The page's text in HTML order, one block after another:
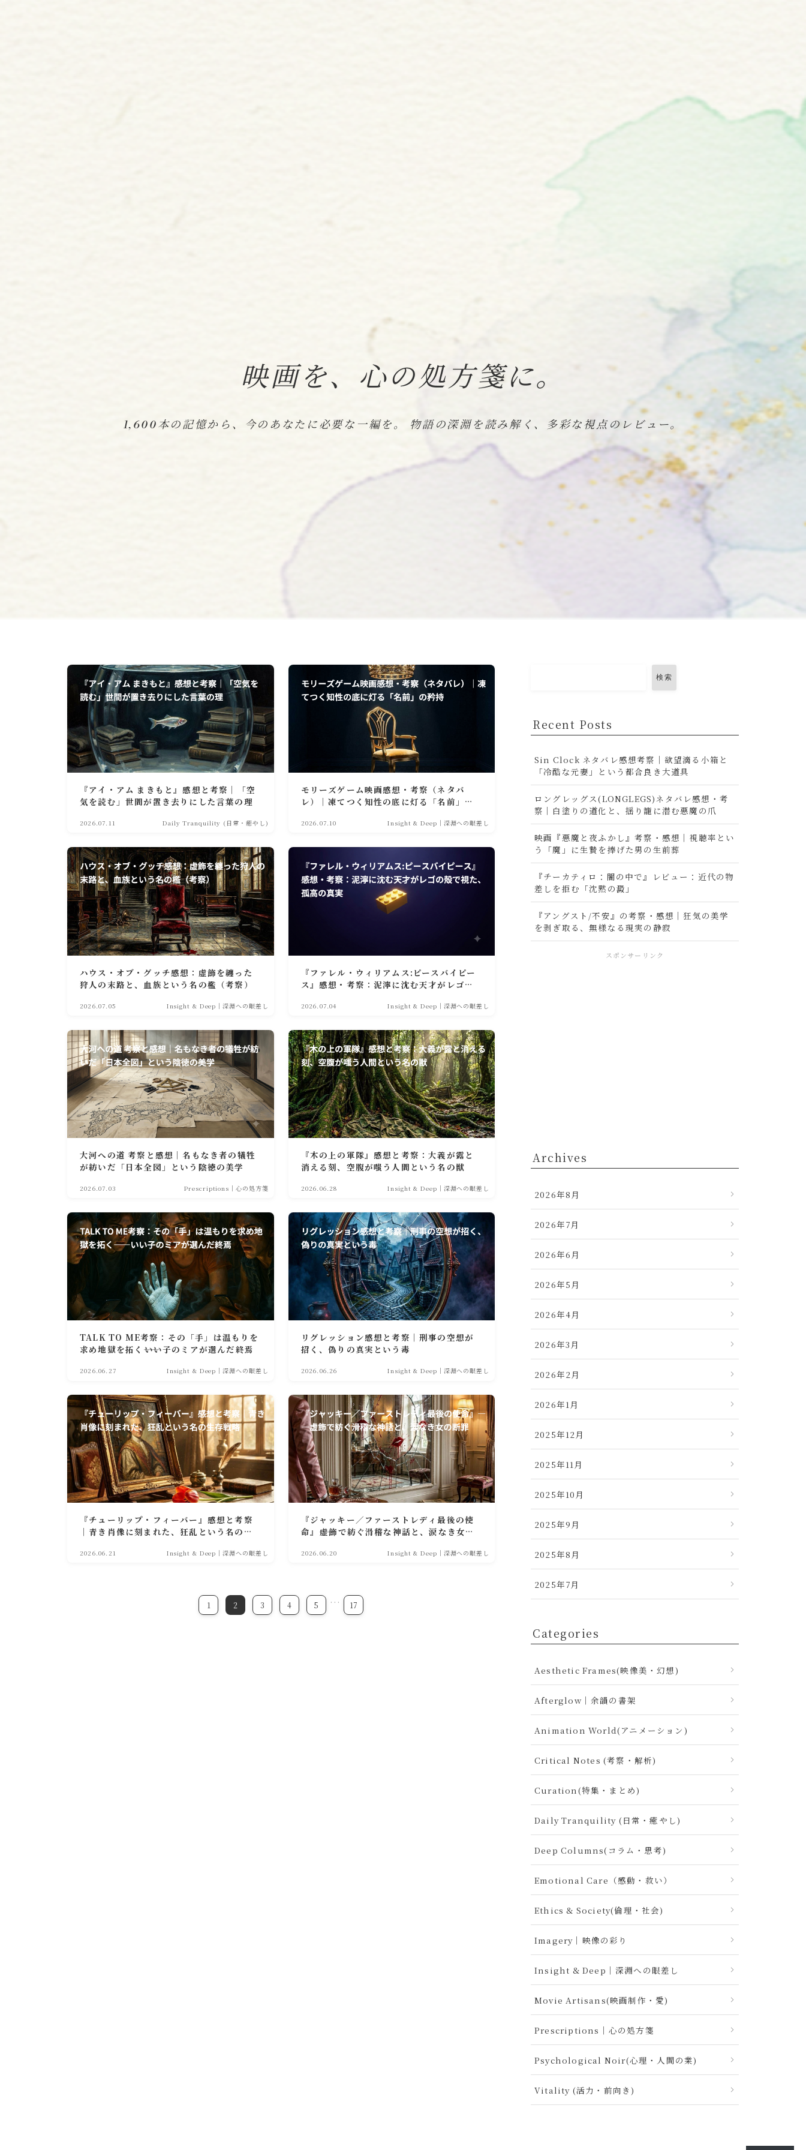
映画を、心の処方箋に。
1,600本の記憶から、今のあなたに必要な一編を。 物語の深淵を読み解く、多彩な視点のレビュー。
『アイ・アム まきもと』感想と考察｜「空
気を読む」世間が置き去りにした言葉の理
2026.07.11 Daily Tranquility (日常・癒やし)
モリーズゲーム映画感想・考察（ネタバ
レ）｜凍てつく知性の底に灯る「名前」の
2026.07.10 Insight & Deep｜深淵への眼差し
ハウス・オブ・グッチ感想：虚飾を纏った
狩人の末路と、血族という名の檻（考察）
2026.07.05 Insight & Deep｜深淵への眼差し
『ファレル・ウィリアムス:ピースバイピー
ス』感想・考察：泥濘に沈む天才がレゴの
2026.07.04 Insight & Deep｜深淵への眼差し
大河への道 考察と感想｜名もなき者の犠牲
が紡いだ「日本全図」という陰徳の美学
2026.07.03 Prescriptions｜心の処方箋
『木の上の軍隊』感想と考察：大義が露と
消える刻、空腹が嗤う人間という名の獣
2026.06.28 Insight & Deep｜深淵への眼差し
TALK TO ME考察：その「手」は温もりを
求め地獄を拓く――いい子のミアが選んだ終焉
2026.06.27 Insight & Deep｜深淵への眼差し
リグレッション感想と考察｜刑事の空想が
招く、偽りの真実という毒
2026.06.26 Insight & Deep｜深淵への眼差し
『チューリップ・フィーバー』感想と考察
｜青き肖像に刻まれた、狂乱という名の生
2026.06.21 Insight & Deep｜深淵への眼差し
『ジャッキー／ファーストレディ最後の使
命』――虚飾で紡ぐ滑稽な神話と、涙なき女の
2026.06.20 Insight & Deep｜深淵への眼差し
1 2 3 4 5 … 17
検索
Recent Posts
Sin Clock ネタバレ感想考察｜欲望滴る小箱と
「冷酷な元妻」という都合良き大道具
ロングレッグス(LONGLEGS)ネタバレ感想・考
察｜白塗りの道化と、揺り籠に潜む悪魔の爪
映画『悪魔と夜ふかし』考察・感想｜視聴率とい
う「魔」に生贄を捧げた男の生前葬
『チーカティロ：闇の中で』レビュー：近代の物
差しを拒む「沈黙の澱」
『アングスト/不安』の考察・感想｜狂気の美学
を剥ぎ取る、無様なる現実の静寂
スポンサーリンク
Archives
2026年8月
2026年7月
2026年6月
2026年5月
2026年4月
2026年3月
2026年2月
2026年1月
2025年12月
2025年11月
2025年10月
2025年9月
2025年8月
2025年7月
Categories
Aesthetic Frames(映像美・幻想)
Afterglow｜余韻の書架
Animation World(アニメーション)
Critical Notes (考察・解析)
Curation(特集・まとめ)
Daily Tranquility (日常・癒やし)
Deep Columns(コラム・思考)
Emotional Care（感動・救い）
Ethics & Society(倫理・社会)
Imagery｜映像の彩り
Insight & Deep｜深淵への眼差し
Movie Artisans(映画制作・愛)
Prescriptions｜心の処方箋
Psychological Noir(心理・人間の業)
Vitality (活力・前向き)